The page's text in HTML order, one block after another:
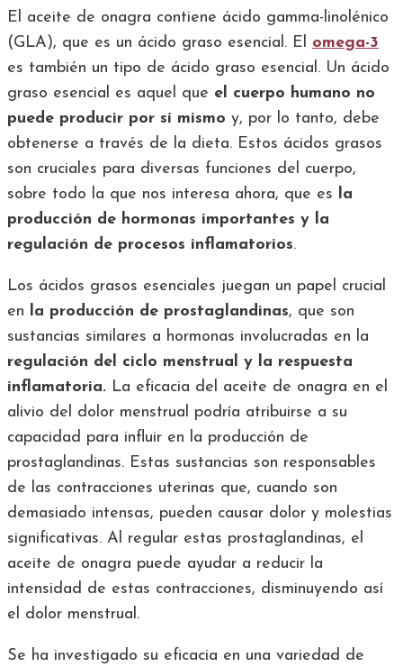
El aceite de onagra contiene ácido gamma-linolénico
(GLA), que es un ácido graso esencial. El omega-3
es también un tipo de ácido graso esencial. Un ácido
graso esencial es aquel que el cuerpo humano no
puede producir por sí mismo y, por lo tanto, debe
obtenerse a través de la dieta. Estos ácidos grasos
son cruciales para diversas funciones del cuerpo,
sobre todo la que nos interesa ahora, que es la
producción de hormonas importantes y la
regulación de procesos inflamatorios.
Los ácidos grasos esenciales juegan un papel crucial
en la producción de prostaglandinas, que son
sustancias similares a hormonas involucradas en la
regulación del ciclo menstrual y la respuesta
inflamatoria. La eficacia del aceite de onagra en el
alivio del dolor menstrual podría atribuirse a su
capacidad para influir en la producción de
prostaglandinas. Estas sustancias son responsables
de las contracciones uterinas que, cuando son
demasiado intensas, pueden causar dolor y molestias
significativas. Al regular estas prostaglandinas, el
aceite de onagra puede ayudar a reducir la
intensidad de estas contracciones, disminuyendo así
el dolor menstrual.
Se ha investigado su eficacia en una variedad de